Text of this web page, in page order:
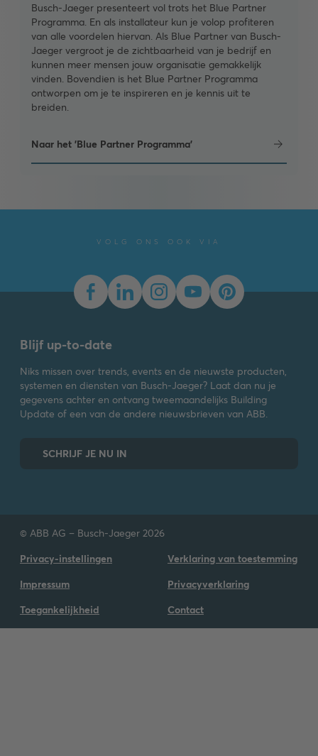
Busch-Jaeger presenteert vol trots het Blue Partner
Programma. En als installateur kun je volop profiteren
van alle voordelen hiervan. Als Blue Partner van Busch-
Jaeger vergroot je de zichtbaarheid van je bedrijf en
kunnen meer mensen jouw organisatie gemakkelijk
vinden. Bovendien is het Blue Partner Programma
ontworpen om je te inspireren en je kennis uit te
breiden.
Naar het 'Blue Partner Programma'
VOLG ONS OOK VIA
Blijf up-to-date
Niks missen over trends, events en de nieuwste producten,
systemen en diensten van Busch-Jaeger? Laat dan nu je
gegevens achter en ontvang tweemaandelijks Building
Update of een van de andere nieuwsbrieven van ABB.
SCHRIJF JE NU IN
© ABB AG – Busch-Jaeger 2026
Privacy-instellingen
Verklaring van toestemming
Impressum
Privacyverklaring
Toegankelijkheid
Contact